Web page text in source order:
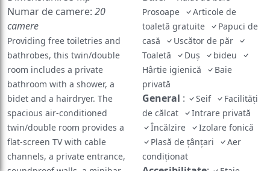
Numar de camere: 20
camere
Providing free toiletries and
bathrobes, this twin/double
room includes a private
bathroom with a shower, a
bidet and a hairdryer. The
spacious air-conditioned
twin/double room provides a
flat-screen TV with cable
channels, a private entrance,
Prosoape
Articole de
toaletă gratuite
Papuci de
casă
Uscător de păr
Toaletă
Duș
bideu
Hârtie igienică
Baie
privată
General : Seif
Facilități
de călcat
Intrare privată
Încălzire
Izolare fonică
Plasă de țânțari
Aer
condiționat